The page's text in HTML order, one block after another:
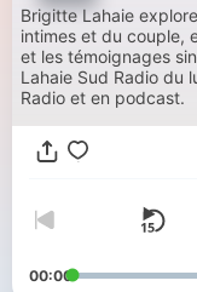
Brigitte Lahaie
intimes et du couple,
et les témoignages
Lahaie Sud Radio du
Radio et en podcast.
00:00